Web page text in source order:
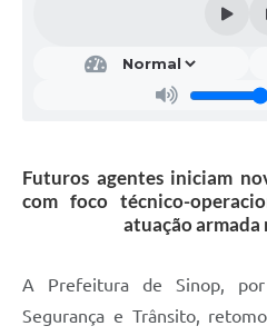
Futuros agentes iniciam
com foco técnico-
atuação
A Prefeitura de Sinop,
Segurança e Trânsito,